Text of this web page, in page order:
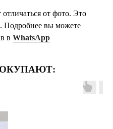
от фото. Это
Подробнее вы можете
в WhatsApp